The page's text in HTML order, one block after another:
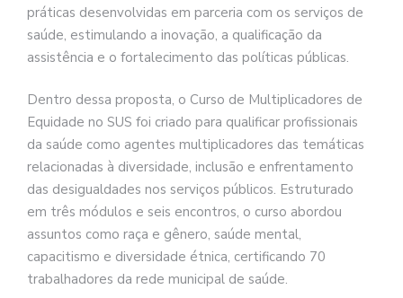
práticas desenvolvidas em parceria com os serviços de
saúde, estimulando a inovação, a qualificação da
assistência e o fortalecimento das políticas públicas.
Dentro dessa proposta, o Curso de Multiplicadores de
Equidade no SUS foi criado para qualificar profissionais
da saúde como agentes multiplicadores das temáticas
relacionadas à diversidade, inclusão e enfrentamento
das desigualdades nos serviços públicos. Estruturado
em três módulos e seis encontros, o curso abordou
assuntos como raça e gênero, saúde mental,
capacitismo e diversidade étnica, certificando 70
trabalhadores da rede municipal de saúde.